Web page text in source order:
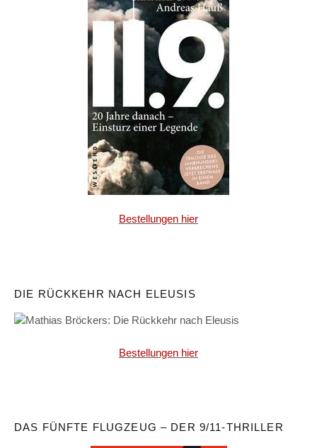
Bestellungen hier
DIE RÜCKKEHR NACH ELEUSIS
Bestellungen hier
DAS FÜNFTE FLUGZEUG – DER 9/11-THRILLER